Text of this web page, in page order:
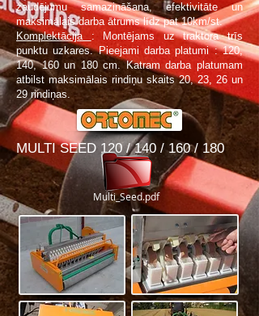
zaudējumu samazināšana, efektivitāte un
maksimālais darba ātrums līdz pat 10km/st.
Komplektācija : Montējams uz traktora trīs
punktu uzkares. Pieejami darba platumi : 120,
140, 160 un 180 cm. Katram darba platumam
atbilst maksimālais rindiņu skaits 20, 23, 26 un
29 rindiņas.
MULTI SEED 120 / 140 / 160 / 180
Multi_Seed.pdf